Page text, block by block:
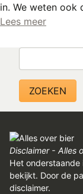
in. We weten ook
Lees meer
Disclaimer - Alles
Het
bekijkt. Door de
disclaimer.